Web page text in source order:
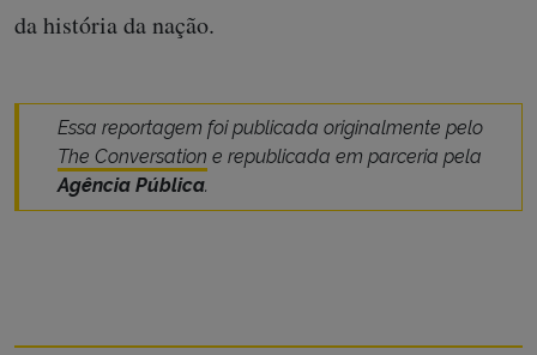
da história da nação.
Essa reportagem foi publicada originalmente pelo
The Conversation e republicada em parceria pela
Agência Pública.